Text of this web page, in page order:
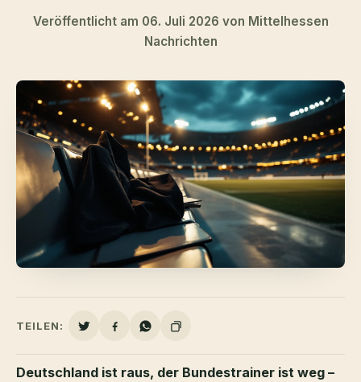
Veröffentlicht am 06. Juli 2026 von Mittelhessen
Nachrichten
TEILEN:
Deutschland ist raus, der Bundestrainer ist weg –